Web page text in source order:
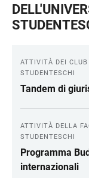
ATTIVITÀ DEI
STUDENTESCHI
Tandem di
ATTIVITÀ DELLA
STUDENTESCHI
Programma
internazionali